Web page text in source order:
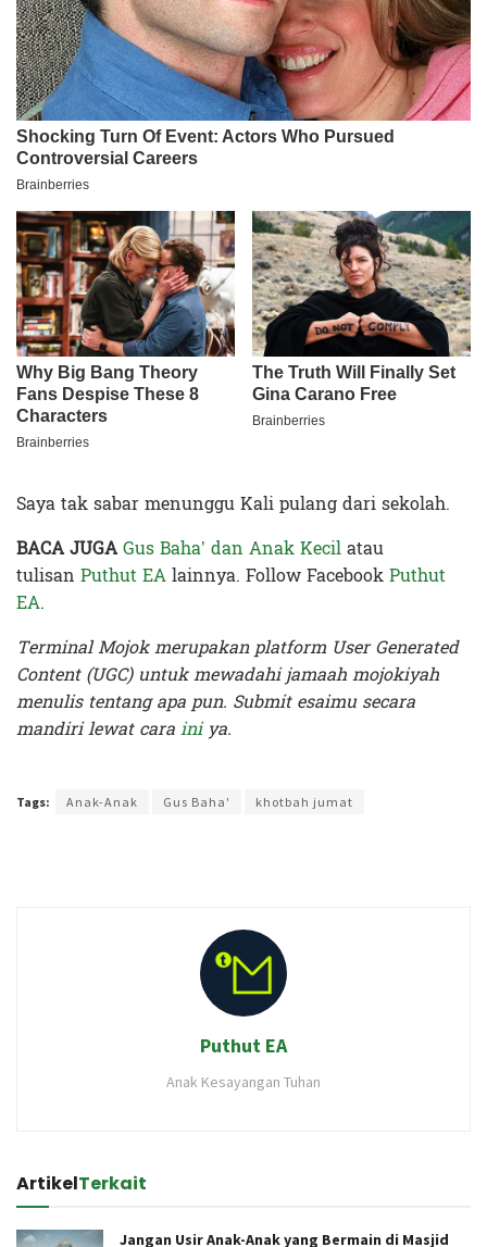
Saya tak sabar menunggu Kali pulang dari sekolah.
BACA JUGAGus Baha’ dan Anak Kecilatau
tulisan Puthut EAlainnya. Follow FacebookPuthut
EA.
Terminal Mojok merupakan platform User Generated
Content (UGC) untuk mewadahi jamaah mojokiyah
menulis tentang apa pun. Submit esaimu secara
mandiri lewat carainiya.
Tags: Anak-Anak Gus Baha' khotbah jumat
Puthut EA
Anak Kesayangan Tuhan
ArtikelTerkait
Jangan Usir Anak-Anak yang Bermain di Masjid